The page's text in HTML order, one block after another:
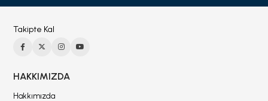
Takipte Kal
HAKKIMIZDA
Hakkımızda